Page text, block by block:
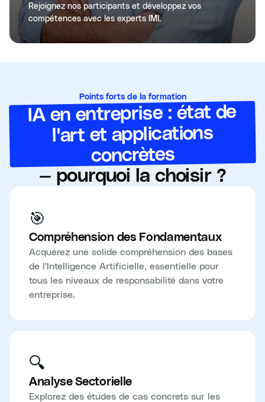
Rejoignez nos participants et développez vos
compétences avec les experts IMI.
Points forts de la formation
IA en entreprise : état de
l'art et applications
concrètes
— pourquoi la choisir ?
🎯
Compréhension des Fondamentaux
Acquérez une solide compréhension des bases
de l'Intelligence Artificielle, essentielle pour
tous les niveaux de responsabilité dans votre
entreprise.
🔍
Analyse Sectorielle
Explorez des études de cas concrets sur les